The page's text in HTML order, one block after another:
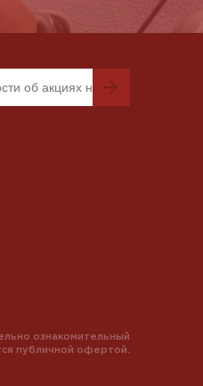
ознакомительный
публичной офертой.